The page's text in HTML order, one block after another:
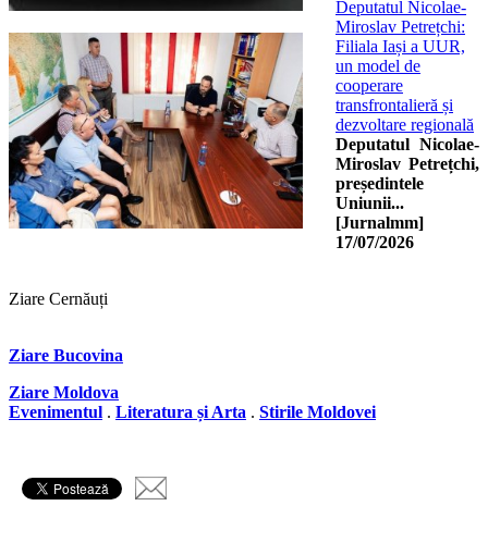
Deputatul Nicolae-
Miroslav Petrețchi:
Filiala Iași a UUR,
un model de
cooperare
transfrontalieră și
dezvoltare regională
Deputatul Nicolae-
Miroslav Petrețchi,
președintele
Uniunii...
[Jurnalmm]
17/07/2026
Ziare Cernăuți
Ziare Bucovina
Ziare Moldova
Evenimentul . Literatura și Arta . Stirile Moldovei